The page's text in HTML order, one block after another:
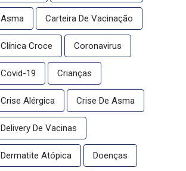
Asma Carteira De Vacinação
Clínica Croce Coronavirus
Covid-19 Crianças
Crise Alérgica Crise De Asma
Delivery De Vacinas
Dermatite Atópica Doenças